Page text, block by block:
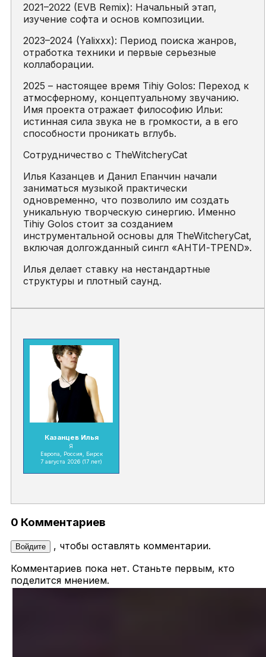
2021–2022 (EVB Remix): Начальный этап,
изучение софта и основ композиции.
2023–2024 (Yalixxx): Период поиска жанров,
отработка техники и первые серьезные
коллаборации.
2025 – настоящее время Tihiy Golos: Переход к
атмосферному, концептуальному звучанию.
Имя проекта отражает философию Ильи:
истинная сила звука не в громкости, а в его
способности проникать вглубь.
Сотрудничество с TheWitcheryCat
Илья Казанцев и Данил Епанчин начали
заниматься музыкой практически
одновременно, что позволило им создать
уникальную творческую синергию. Именно
Tihiy Golos стоит за созданием
инструментальной основы для TheWitcheryCat,
включая долгожданный сингл «АНТИ-ТРЕND».
Илья делает ставку на нестандартные
структуры и плотный саунд.
Казанцев Илья
Я
Европа, Россия, Бирск
7 августа 2026 (17 лет)
0 Комментариев
Войдите
, чтобы оставлять комментарии.
Комментариев пока нет. Станьте первым, кто
поделится мнением.